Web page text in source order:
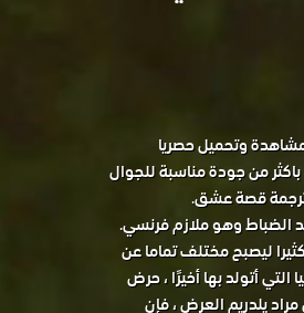
مشاهدة وتحميل حصريا
قصة عشق باكثر من جودة مناسبة للجوال
الضباط وهو ملازم فرنسي.
كثيرا ليصبح مختلف تماما عن
أتولد بها أخيرًا ، حرض
يلدريم العرض ، فإن